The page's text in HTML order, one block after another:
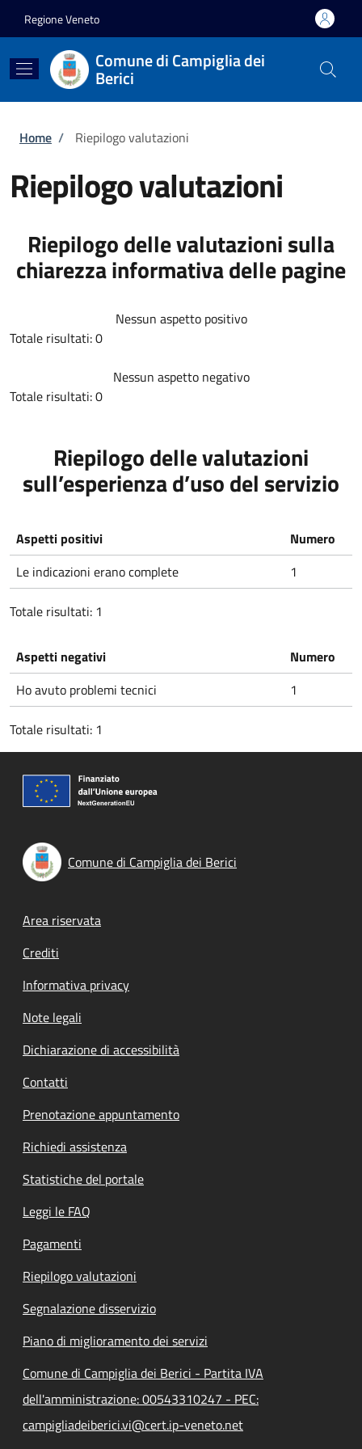
Regione Veneto
Comune di Campiglia dei
Berici
Briciole di pane
Home / Riepilogo valutazioni
Riepilogo valutazioni
Riepilogo delle valutazioni sulla
chiarezza informativa delle pagine
Nessun aspetto positivo
Totale risultati: 0
Nessun aspetto negativo
Totale risultati: 0
Riepilogo delle valutazioni
sull’esperienza d’uso del servizio
Aspetti positivi
Numero
Le indicazioni erano complete
1
Totale risultati: 1
Aspetti negativi
Numero
Ho avuto problemi tecnici
1
Totale risultati: 1
Comune di Campiglia dei Berici
Footer menu
Area riservata
Crediti
Informativa privacy
Note legali
Dichiarazione di accessibilità
Contatti
Prenotazione appuntamento
Richiedi assistenza
Statistiche del portale
Leggi le FAQ
Pagamenti
Riepilogo valutazioni
Segnalazione disservizio
Piano di miglioramento dei servizi
Comune di Campiglia dei Berici - Partita IVA
dell'amministrazione: 00543310247 - PEC:
campigliadeiberici.vi@cert.ip-veneto.net